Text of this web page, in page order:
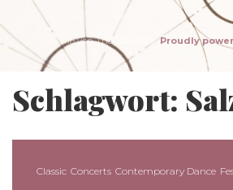
Theme von The WP Club .Proudly
Schlagwort:
Classic Concerts Contemporary Dance